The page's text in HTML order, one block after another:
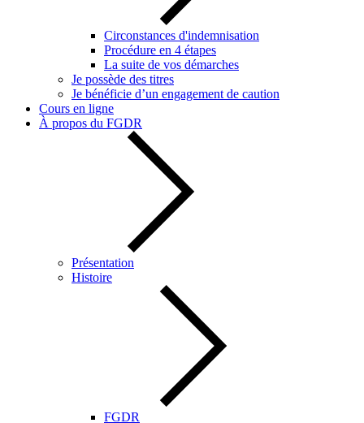
Circonstances d'indemnisation
Procédure en 4 étapes
La suite de vos démarches
Je possède des titres
Je bénéficie d’un engagement de caution
Cours en ligne
À propos du FGDR
Présentation
Histoire
FGDR